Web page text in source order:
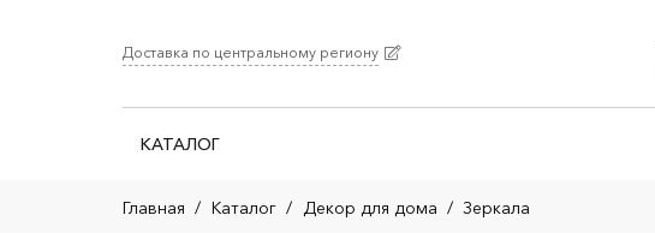
Доставка по центральному региону
КАТАЛОГ
Главная / Каталог / Декор для дома / Зеркала